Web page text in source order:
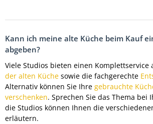
Kann ich meine alte Küche beim Kauf
abgeben?
Viele Studios bieten einen Komplettservice
der alten Küche sowie die fachgerechte
Alternativ können Sie Ihre gebrauchte
verschenken. Sprechen Sie das Thema bei
die Studios können Ihnen die
erläutern.